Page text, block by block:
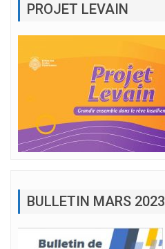
PROJET LEVAIN
BULLETIN MARS 2023